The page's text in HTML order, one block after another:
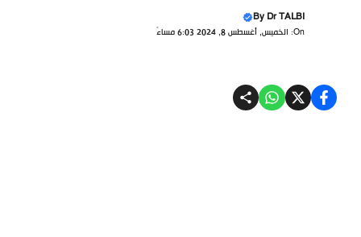
ByDr TALBI
On: الخميس, أغسطس 8, 2024 6:03 مساءً